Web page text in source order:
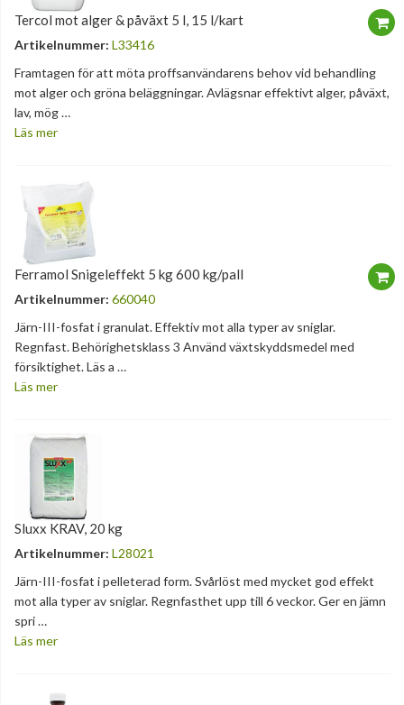
Tercol mot alger & påväxt 5 l, 15 l/kart
Artikelnummer: L33416
Framtagen för att möta proffsanvändarens behov vid behandling
mot alger och gröna beläggningar. Avlägsnar effektivt alger, påväxt,
lav, mög …
Läs mer
Ferramol Snigeleffekt 5 kg 600 kg/pall
Artikelnummer: 660040
Järn-III-fosfat i granulat. Effektiv mot alla typer av sniglar.
Regnfast. Behörighetsklass 3 Använd växtskyddsmedel med
försiktighet. Läs a …
Läs mer
Sluxx KRAV, 20 kg
Artikelnummer: L28021
Järn-III-fosfat i pelleterad form. Svårlöst med mycket god effekt
mot alla typer av sniglar. Regnfasthet upp till 6 veckor. Ger en jämn
spri …
Läs mer